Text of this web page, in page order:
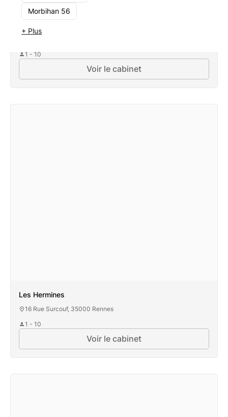
Morbihan 56
+ Plus
1 - 10
Voir le cabinet
Les Hermines
16 Rue Surcouf, 35000 Rennes
1 - 10
Voir le cabinet